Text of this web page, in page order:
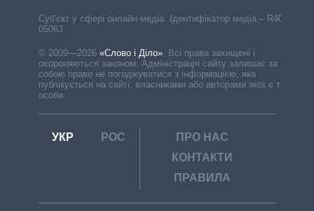
Cуб'єкт у сфері онлайн-медіа. Ідентифікатор медіа – R40-
05063
© 2009—2026 «Слово і Діло». Всі права захищені і
охороняються законом. Адміністрація сайту залишає за
собою право не погоджуватися з інформацією, яка
публікується на сайті, власниками або авторами якої є треті
особи.
УКР РОС
ПРО НАС
КОНТАКТИ
ПРАВИЛА